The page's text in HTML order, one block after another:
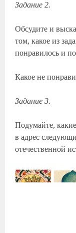
Задание 2.
Обсудите и
том, какое из
понравилось и
Какое не
Задание 3.
Подумайте,
в адрес
отечественной